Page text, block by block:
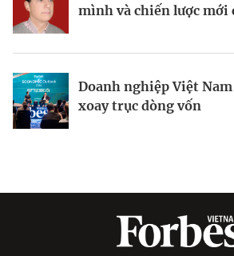
mình và chiến lược mới
Doanh nghiệp Việt
xoay trục dòng vốn
trong tầm nhìn kinh tế
Siêu dự án tìm bệ
tăng trưởng
thời đại bất định
Vũng Tàu – “điểm tựa
TP.HCM vươn tầm châu Á